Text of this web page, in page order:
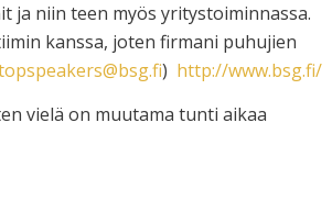
ja niin teen myös yritystoiminnassa.
kanssa, joten firmani puhujien
) http://www.bsg.fi/
vielä on muutama tunti aikaa